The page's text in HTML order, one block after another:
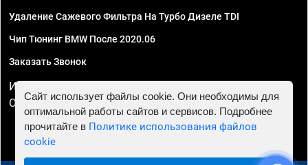
Удаление Сажевого Фильтра На Турбо Дизеле TDI
Чип Тюнинг BMW После 2020.06
Заказать Звонок
ИП Смирнов Георгий Павлович. ИНН 781302555843,
ОГРНИП 324470400032610
Сайт использует файлы cookie. Они необходимы для
оптимальной работы сайтов и сервисов. Подробнее
прочитайте в Политике использования файлов
cookie